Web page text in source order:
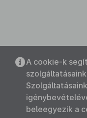
A cookie-k
Szolgáltatásaink
beleegyezik a